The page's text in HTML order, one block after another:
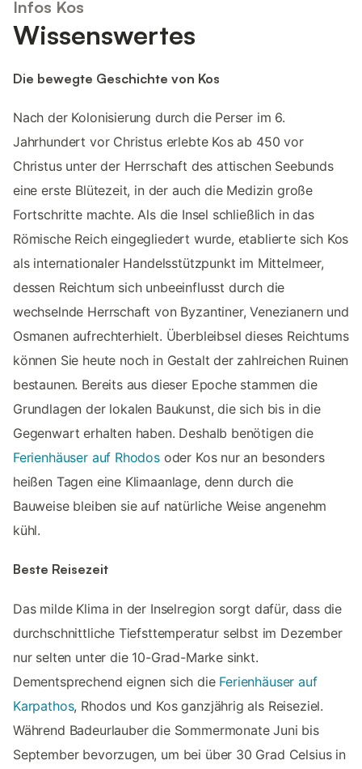
Infos Kos
Wissenswertes
Die bewegte Geschichte von Kos
Nach der Kolonisierung durch die Perser im 6.
Jahrhundert vor Christus erlebte Kos ab 450 vor
Christus unter der Herrschaft des attischen Seebunds
eine erste Blütezeit, in der auch die Medizin große
Fortschritte machte. Als die Insel schließlich in das
Römische Reich eingegliedert wurde, etablierte sich Kos
als internationaler Handelsstützpunkt im Mittelmeer,
dessen Reichtum sich unbeeinflusst durch die
wechselnde Herrschaft von Byzantiner, Venezianern und
Osmanen aufrechterhielt. Überbleibsel dieses Reichtums
können Sie heute noch in Gestalt der zahlreichen Ruinen
bestaunen. Bereits aus dieser Epoche stammen die
Grundlagen der lokalen Baukunst, die sich bis in die
Gegenwart erhalten haben. Deshalb benötigen die
Ferienhäuser auf Rhodosoder Kos nur an besonders
heißen Tagen eine Klimaanlage, denn durch die
Bauweise bleiben sie auf natürliche Weise angenehm
kühl.
Beste Reisezeit
Das milde Klima in der Inselregion sorgt dafür, dass die
durchschnittliche Tiefsttemperatur selbst im Dezember
nur selten unter die 10-Grad-Marke sinkt.
Dementsprechend eignen sich die Ferienhäuser auf
Karpathos, Rhodos und Kos ganzjährig als Reiseziel.
Während Badeurlauber die Sommermonate Juni bis
September bevorzugen, um bei über 30 Grad Celsius in